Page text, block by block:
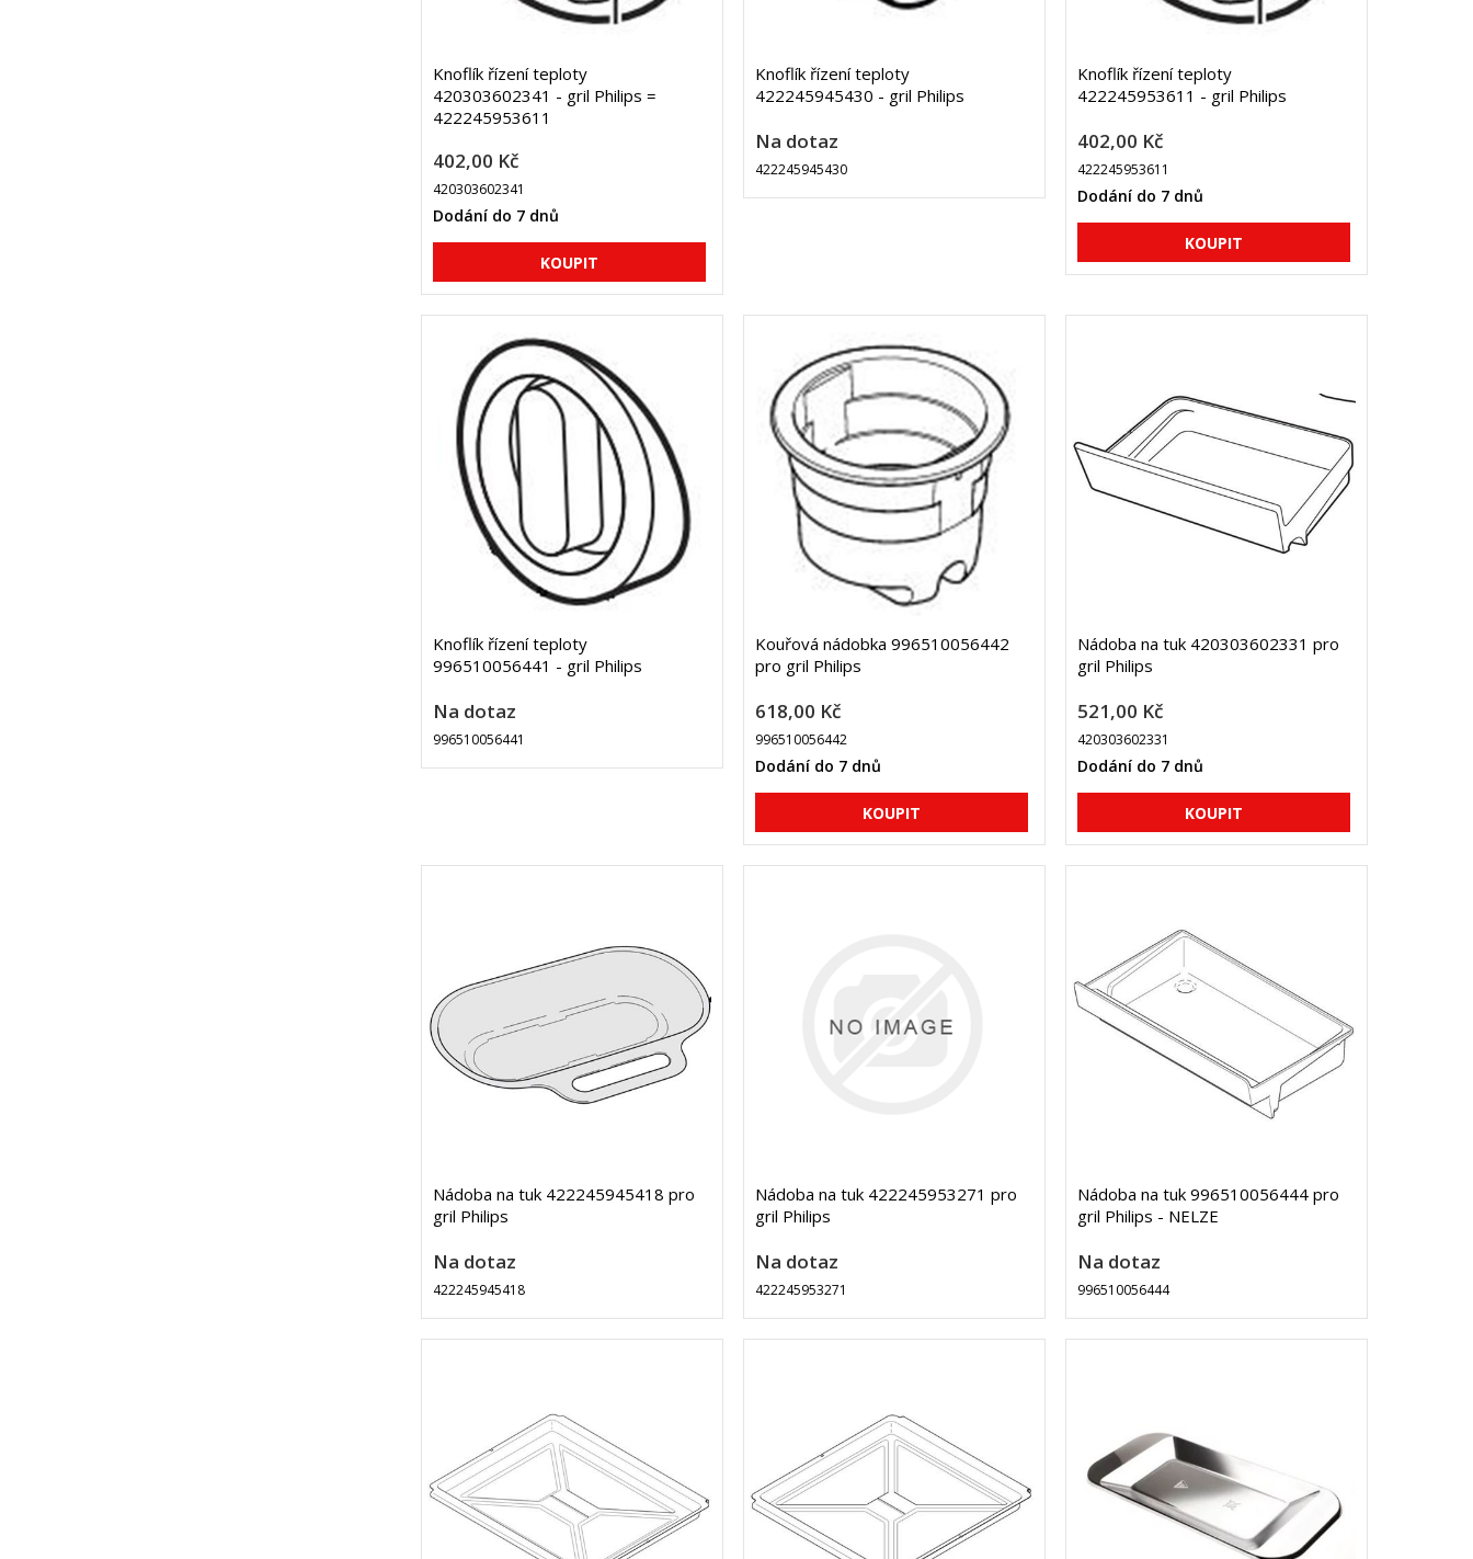
Knoflík řízení teploty
420303602341 - gril Philips =
422245953611
402,00 Kč
420303602341
Dodání do 7 dnů
Knoflík řízení teploty
422245945430 - gril Philips
Na dotaz
422245945430
Knoflík řízení teploty
422245953611 - gril Philips
402,00 Kč
422245953611
Dodání do 7 dnů
Knoflík řízení teploty
996510056441 - gril Philips
Na dotaz
996510056441
Kouřová nádobka 996510056442
pro gril Philips
618,00 Kč
996510056442
Dodání do 7 dnů
Nádoba na tuk 420303602331 pro
gril Philips
521,00 Kč
420303602331
Dodání do 7 dnů
Nádoba na tuk 422245945418 pro
gril Philips
Na dotaz
422245945418
Nádoba na tuk 422245953271 pro
gril Philips
Na dotaz
422245953271
Nádoba na tuk 996510056444 pro
gril Philips - NELZE
Na dotaz
996510056444